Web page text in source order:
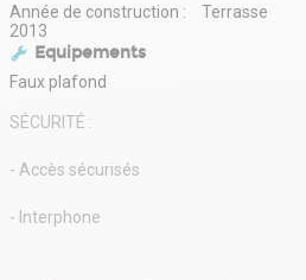
Année de construction :
2013
Terrasse
Equipements
Faux plafond
SÉCURITÉ :
- Accès sécurisés
- Interphone